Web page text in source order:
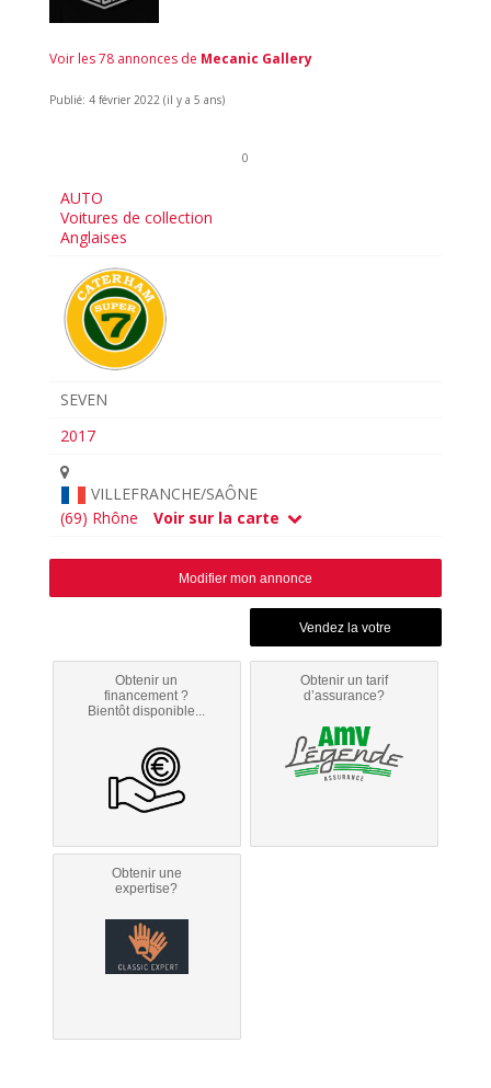
Voir les 78 annonces de Mecanic Gallery
Publié: 4 février 2022 (il y a 5 ans)
0
AUTO
Voitures de collection
Anglaises
SEVEN
2017
VILLEFRANCHE/SAÔNE
(69) Rhône
Voir sur la carte
Modifier mon annonce
Obtenir un
financement ?
Bientôt disponible...
Obtenir un tarif
d’assurance?
Obtenir une
expertise?